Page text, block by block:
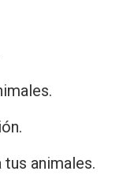
tus animales.